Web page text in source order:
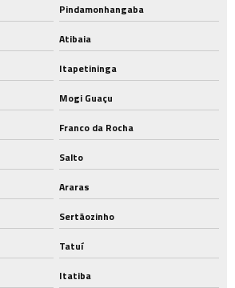
Pindamonhangaba
Atibaia
Itapetininga
Mogi Guaçu
Franco da Rocha
Salto
Araras
Sertãozinho
Tatuí
Itatiba